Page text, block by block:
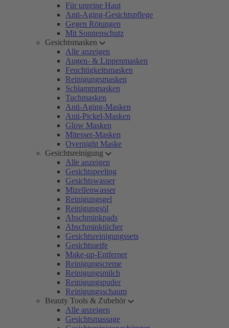
Für unreine Haut
Anti-Aging-Gesichtspflege
Gegen Rötungen
Mit Sonnenschutz
Gesichtsmasken
Alle anzeigen
Augen- & Lippenmasken
Feuchtigkeitsmasken
Reinigungsmasken
Schlammmasken
Tuchmasken
Anti-Aging-Masken
Anti-Pickel-Masken
Glow Masken
Mitesser-Masken
Overnight Maske
Gesichtsreinigung
Alle anzeigen
Gesichtspeeling
Gesichtswasser
Mizellenwasser
Reinigungsgel
Reinigungsöl
Abschminkpads
Abschminktücher
Gesichtsreinigungssets
Gesichtsseife
Make-up-Entferner
Reinigungscreme
Reinigungsmilch
Reinigungspuder
Reinigungsschaum
Beauty Tools & Zubehör
Alle anzeigen
Gesichtsmassage